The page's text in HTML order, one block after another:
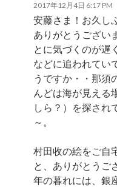
2017年12月4日 6:17 PM
安藤さま！お久し
ありがとうござい
とに気づくのが遅
などに追われてい
うですか・・那須
んどは海が見える
しら？）を探され
～。
村田收の絵をご自
と、ありがとうご
年の暮れには、銀